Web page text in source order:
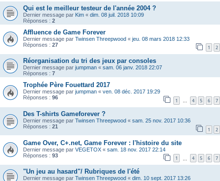
Qui est le meilleur testeur de l'année 2004 ?
Dernier message par Kim « dim. 08 juil. 2018 10:09
Réponses : 2
Affluence de Game Forever
Dernier message par Twinsen Threepwood « jeu. 08 mars 2018 12:33
Réponses : 27 1 2
Réorganisation du tri des jeux par consoles
Dernier message par jumpman « sam. 06 janv. 2018 22:07
Réponses : 7
Trophée Père Fouettard 2017
Dernier message par jumpman « ven. 08 déc. 2017 19:29
Réponses : 96 1 … 4 5 6 7
Des T-shirts Gameforever ?
Dernier message par Twinsen Threepwood « sam. 25 nov. 2017 10:36
Réponses : 21 1 2
Game Over, C+.net, Game Forever : l'histoire du site
Dernier message par VEGETOX « sam. 18 nov. 2017 22:14
Réponses : 93 1 4 5 6 7
"Un jeu au hasard"/ Rubriques de l'été
Dernier message par Twinsen Threepwood « dim. 10 sept. 2017 13:26